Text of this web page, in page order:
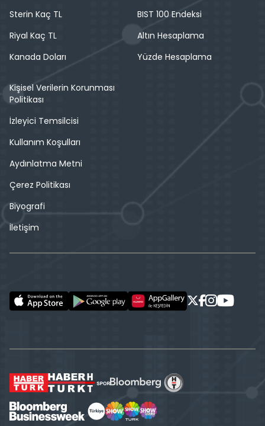
Sterin Kaç TL
Riyal Kaç TL
Kanada Doları
BIST 100 Endeksi
Altın Hesaplama
Yüzde Hesaplama
Kişisel Verilerin Korunması
Politikası
İzleyici Temsilcisi
Kullanım Koşulları
Aydınlatma Metni
Çerez Politikası
Biyografi
İletişim